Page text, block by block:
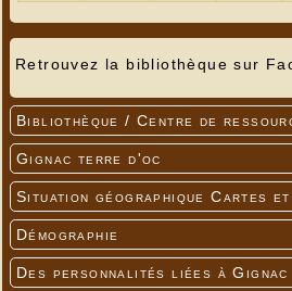
Retrouvez la bibliothèque sur
Bibliothèque / Centre de
Gignac terre d'oc
Situation géographique Cartes
Démographie
Des personnalités liées à Gignac